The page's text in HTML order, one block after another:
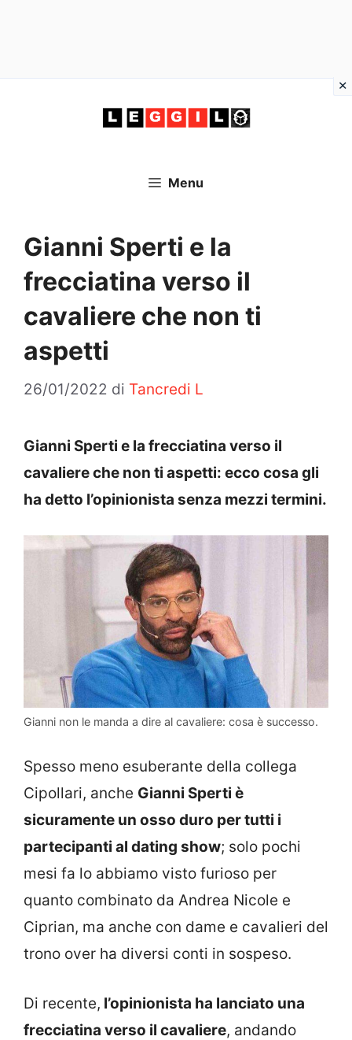
Menu
Gianni Sperti e la
frecciatina verso il
cavaliere che non ti
aspetti
26/01/2022 di Tancredi L
Gianni Sperti e la frecciatina verso il
cavaliere che non ti aspetti: ecco cosa gli
ha detto l’opinionista senza mezzi termini.
Gianni non le manda a dire al cavaliere: cosa è successo.
Spesso meno esuberante della collega
Cipollari, anche Gianni Sperti è
sicuramente un osso duro per tutti i
partecipanti al dating show; solo pochi
mesi fa lo abbiamo visto furioso per
quanto combinato da Andrea Nicole e
Ciprian, ma anche con dame e cavalieri del
trono over ha diversi conti in sospeso.
Di recente, l’opinionista ha lanciato una
frecciatina verso il cavaliere, andando